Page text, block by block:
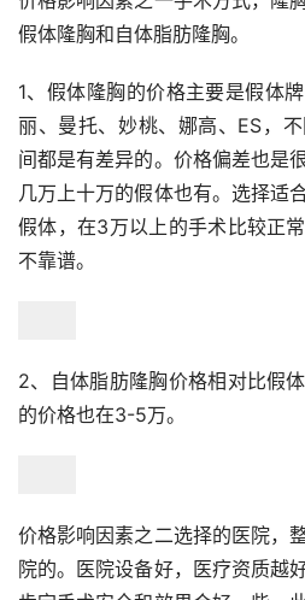
假体隆胸和自体脂肪隆胸。
1、假体隆胸的价格主要是假体
丽、曼托、妙桃、娜高、ES，
间都是有差异的。价格偏差也是
几万上十万的假体也有。选择适
假体，在3万以上的手术比较正
不靠谱。
2、自体脂肪隆胸价格相对比假
的价格也在3-5万。
价格影响因素之二选择的医院，
院的。医院设备好，医疗资质越